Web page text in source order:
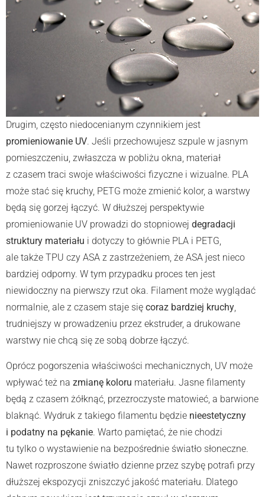
Drugim, często niedocenianym czynnikiem jest
promieniowanie UV. Jeśli przechowujesz szpule w jasnym
pomieszczeniu, zwłaszcza w pobliżu okna, materiał
z czasem traci swoje właściwości fizyczne i wizualne. PLA
może stać się kruchy, PETG może zmienić kolor, a warstwy
będą się gorzej łączyć. W dłuższej perspektywie
promieniowanie UV prowadzi do stopniowej degradacji
struktury materiału i dotyczy to głównie PLA i PETG,
ale także TPU czy ASA z zastrzeżeniem, że ASA jest nieco
bardziej odporny. W tym przypadku proces ten jest
niewidoczny na pierwszy rzut oka. Filament może wyglądać
normalnie, ale z czasem staje się coraz bardziej kruchy,
trudniejszy w prowadzeniu przez ekstruder, a drukowane
warstwy nie chcą się ze sobą dobrze łączyć.
Oprócz pogorszenia właściwości mechanicznych, UV może
wpływać też na zmianę koloru materiału. Jasne filamenty
będą z czasem żółknąć, przezroczyste matowieć, a barwione
blaknąć. Wydruk z takiego filamentu będzie nieestetyczny
i podatny na pękanie. Warto pamiętać, że nie chodzi
tu tylko o wystawienie na bezpośrednie światło słoneczne.
Nawet rozproszone światło dzienne przez szybę potrafi przy
dłuższej ekspozycji zniszczyć jakość materiału. Dlatego